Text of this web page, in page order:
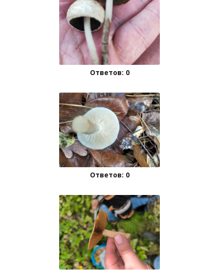
Ответов: 0
Ответов: 0